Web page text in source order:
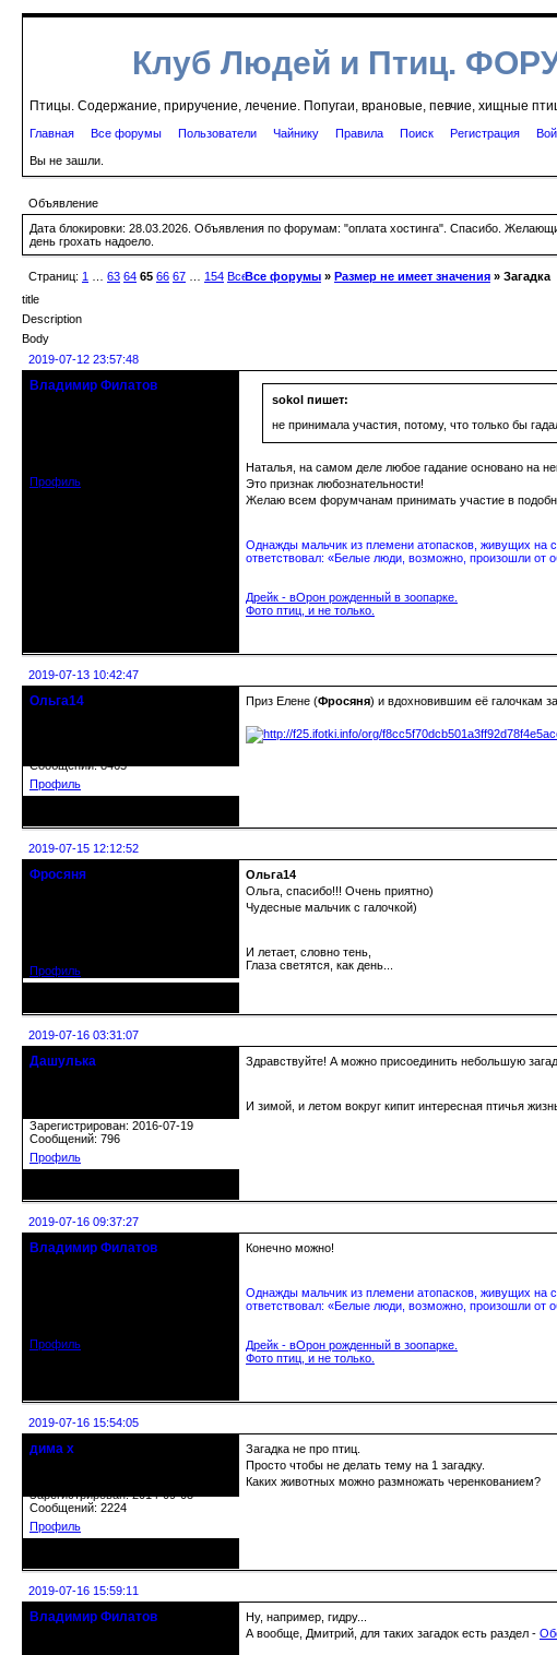
Клуб Людей и Птиц.
Птицы. Содержание, приручение, лечение. Попугаи, врановые, певчие, хищные
Главная Все форумы Пользователи Чайнику Правила Поиск Регистрация
Вы не зашли.
Объявление
Дата блокировки: 28.03.2026. Объявления по форумам: "оплата хостинга". Спасибо.
день грохать надоело.
Страниц: 1 63 64 65 66 67 154 ВсеВсе форумы » Размер не имеет значения » Загадка
title
Description
Body
2019-07-12 23:57:48
Владимир Филатов
Профиль
sokol пишет:
не принимала участия, потому, что только бы
Наталья, на самом деле любое гадание основано на
Это признак любознательности!
Желаю всем форумчанам принимать участие в
Однажды мальчик из племени атопасков, живущих на
ответствовал: «Белые люди, возможно, произошли от
Дрейк - вОрон рожденный в зоопарке.
Фото птиц, и не только.
2019-07-13 10:42:47
Ольга14
Сообщений: 8465
Профиль
Приз Елене (Фросяня) и вдохновившим её галочкам
2019-07-15 12:12:52
Фросяня
Профиль
Ольга14
Ольга, спасибо!!! Очень приятно)
Чудесные мальчик с галочкой)
И летает, словно тень,
Глаза светятся, как день...
2019-07-16 03:31:07
Дашулька
Зарегистрирован: 2016-07-19
Сообщений: 796
Профиль
Здравствуйте! А можно присоединить небольшую
И зимой, и летом вокруг кипит интересная птичья
2019-07-16 09:37:27
Владимир Филатов
Профиль
Конечно можно!
Однажды мальчик из племени атопасков, живущих на
ответствовал: «Белые люди, возможно, произошли от
Дрейк - вОрон рожденный в зоопарке.
Фото птиц, и не только.
2019-07-16 15:54:05
дима х
Зарегистрирован: 2014-09-03
Сообщений: 2224
Профиль
Загадка не про птиц.
Просто чтобы не делать тему на 1 загадку.
Каких животных можно размножать черенкованием?
2019-07-16 15:59:11
Владимир Филатов
Ну, например, гидру...
А вообще, Дмитрий, для таких загадок есть раздел -